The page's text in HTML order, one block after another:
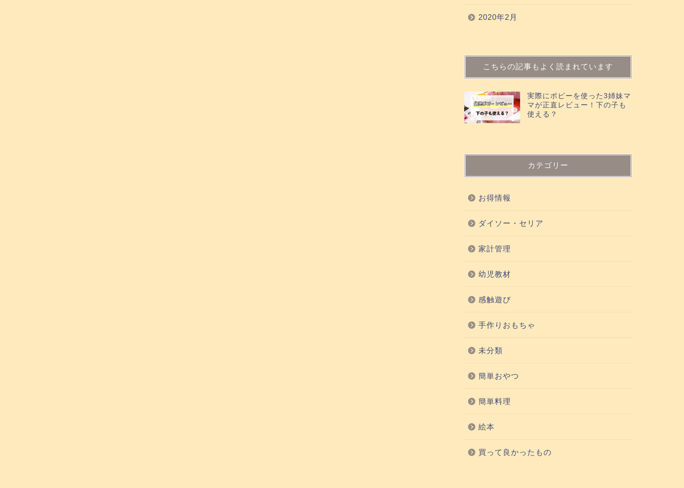
2020年2月
こちらの記事もよく読まれています
実際にポピーを使った3姉妹マ
マが正直レビュー！下の子も
使える？
カテゴリー
お得情報
ダイソー・セリア
家計管理
幼児教材
感触遊び
手作りおもちゃ
未分類
簡単おやつ
簡単料理
絵本
買って良かったもの